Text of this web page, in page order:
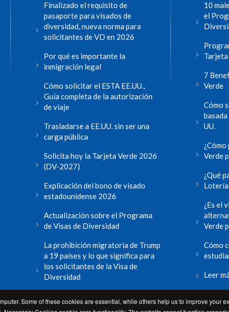
Finalizado el requisito de
pasaporte para visados de
diversidad, nueva norma para
solicitantes de VD en 2026
Por qué es importante la
inmigración legal
Cómo solicitar el ESTA EE.UU.,
Guía completa de la autorización
de viaje
Trasladarse a EE.UU. sin ser una
carga pública
Solicita hoy la Tarjeta Verde 2026
(DV-2027)
Explicación del bono de visado
estadounidense 2026
Actualización sobre el Programa
de Visas de Diversidad
La prohibición migratoria de Trump
a 19 países y lo que significa para
los solicitantes de la Visa de
Diversidad
10
el
Tarjeta
7
Verde
Cómo
UU.
Verde
¿Qué
Lotería
¿Es el
Verde
Cómo
Leer
Some of these cookies are essential, while others help us to improve your